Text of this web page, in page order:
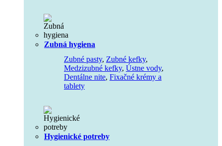
Zubná hygiena
Zubné pasty, Zubné kefky,
Medzizubné kefky, Ústne vody,
Dentálne nite, Fixačné krémy a
tablety
Hygienické potreby